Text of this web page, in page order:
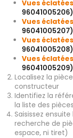
Vues éclatées
96041005206)
Vues éclatées
96041005207)
Vues éclatées
96041005208)
Vues éclatées
96041005209)
Localisez la
constructeur
Identifiez la
la liste des
Saisissez
recherche de
espace, ni tiret)